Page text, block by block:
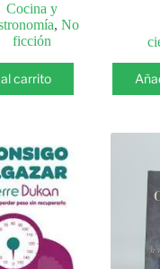
Cocina y
,No
ficción
carrito